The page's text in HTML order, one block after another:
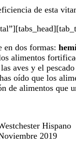
de esta
en dos formas:
alimentos
aves y el
oído que los
de alimentos que
Hispano
2019